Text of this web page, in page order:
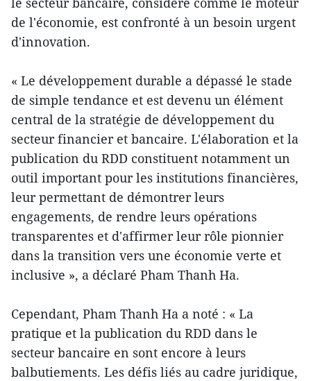
de l'économie, est confronté à un besoin urgent
d'innovation.
« Le développement durable a dépassé le stade
de simple tendance et est devenu un élément
central de la stratégie de développement du
secteur financier et bancaire. L'élaboration et la
publication du RDD constituent notamment un
outil important pour les institutions financières,
leur permettant de démontrer leurs
engagements, de rendre leurs opérations
transparentes et d'affirmer leur rôle pionnier
dans la transition vers une économie verte et
inclusive », a déclaré Pham Thanh Ha.
Cependant, Pham Thanh Ha a noté : « La
pratique et la publication du RDD dans le
secteur bancaire en sont encore à leurs
balbutiements. Les défis liés au cadre juridique,